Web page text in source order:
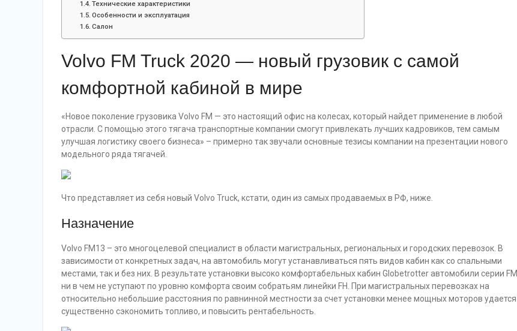
Технические характеристики
Особенности и эксплуатация
Салон
Volvo FM Truck 2020 — новый грузовик с самой
комфортной кабиной в мире
«Новое поколение грузовика Volvo FM — это настоящий офис на колесах, который найдет применение в любой
отрасли. С помощью этого тягача транспортные компании смогут привлекать лучших кадровиков, тем самым
улучшая логистику своего бизнеса» – примерно так звучали основные тезисы компании на презентации нового
модельного ряда тягачей.
Что представляет из себя новый Volvo Truck, кстати, один из самых продаваемых в РФ, ниже.
Назначение
Volvo FM13 – это многоцелевой специалист в области магистральных, региональных и городских перевозок. В
зависимости от конкретных задач, на автомобиль могут устанавливаться пять видов кабин как со спальными
местами, так и без них. В результате установки высоко комфортабельных кабин Globetrotter автомобили серии FM
ни в чем не уступают по уровню комфорта своим собратьям линейки FH. При магистральных перевозках на
относительно небольшие расстояния по равнинной местности за счет установки менее мощных моторов удается
существенно сэкономить топливо, и повысить рентабельность.